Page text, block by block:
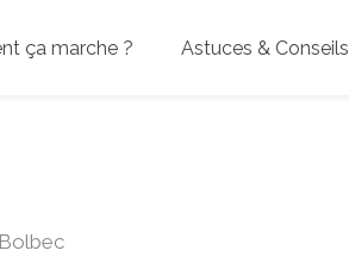
ça marche ? Astuces & Conseils